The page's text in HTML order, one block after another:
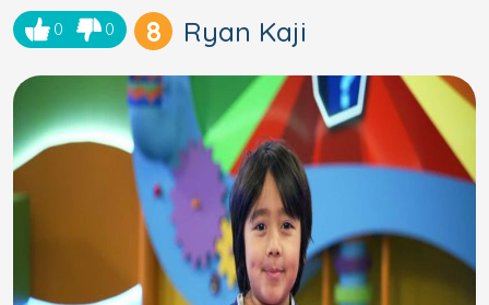
0 0 8 Ryan Kaji